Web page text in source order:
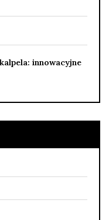
innowacyjne